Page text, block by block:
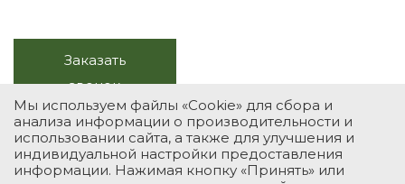
Заказать
звонок
УСЛУГИ КАТАЛОГ ПОРТФОЛИО О КОМПАНИИ
Мы используем файлы «Cookie» для сбора и
анализа информации о производительности и
использовании сайта, а также для улучшения и
индивидуальной настройки предоставления
информации. Нажимая кнопку «Принять» или